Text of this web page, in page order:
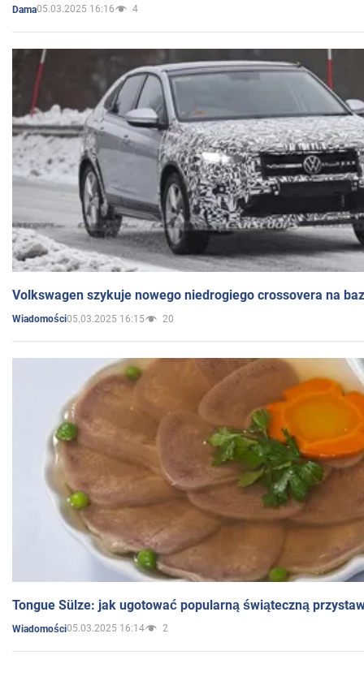
Dama05.03.2025 16:16 4
Volkswagen szykuje nowego niedrogiego crossovera na
Wiadomości05.03.2025 16:15 20
Tongue Sülze: jak ugotować popularną świąteczną
Wiadomości05.03.2025 16:14 2